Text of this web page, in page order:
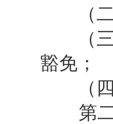
（二
（三
豁免；
（四
第